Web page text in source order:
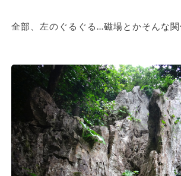
全部、左のぐるぐる…磁場とかそんな関